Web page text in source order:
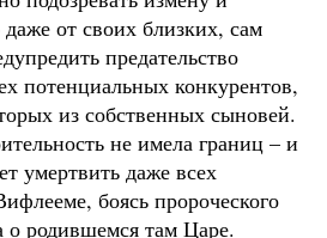
от своих близких, сам
предательство
потенциальных конкурентов,
из собственных сыновей.
не имела границ – и
умертвить даже всех
боясь пророческого
о родившемся там Царе.